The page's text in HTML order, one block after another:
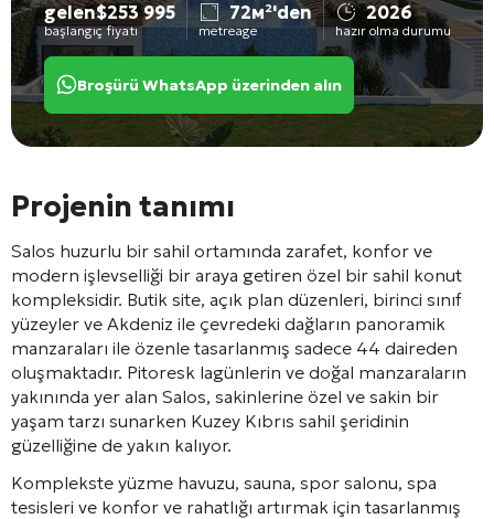
gelen$253 995
başlangıç fiyatı
72м²'den
metreage
2026
hazır olma durumu
Broşürü WhatsApp üzerinden alın
Projenin tanımı
Salos huzurlu bir sahil ortamında zarafet, konfor ve
modern işlevselliği bir araya getiren özel bir sahil konut
kompleksidir. Butik site, açık plan düzenleri, birinci sınıf
yüzeyler ve Akdeniz ile çevredeki dağların panoramik
manzaraları ile özenle tasarlanmış sadece 44 daireden
oluşmaktadır. Pitoresk lagünlerin ve doğal manzaraların
yakınında yer alan Salos, sakinlerine özel ve sakin bir
yaşam tarzı sunarken Kuzey Kıbrıs sahil şeridinin
güzelliğine de yakın kalıyor.
Komplekste yüzme havuzu, sauna, spor salonu, spa
tesisleri ve konfor ve rahatlığı artırmak için tasarlanmış